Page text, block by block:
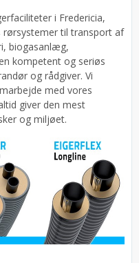
i Fredericia,
rørsystemer til transport af
biogasanlæg,
kompetent og seriøs
og rådgiver. Vi
med vores
giver den mest
og miljøet.